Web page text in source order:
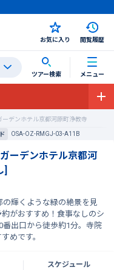
お気に入り 閲覧履歴
ツアー検索 メニュー
ーデンホテル京都河原町浄教寺
OSA-OZ-RMGJ-03-A11B
ーデンホテル京都河
]
の輝くような緑の絶景を見
がおすすめ！食事なしのシ
番出口から徒歩約1分。寺院
めです。
スケジュール